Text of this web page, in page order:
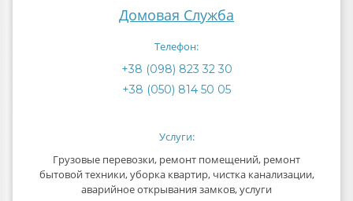
Домовая Служба
Телефон:
+38 (098) 823 32 30
+38 (050) 814 50 05
Услуги:
Грузовые перевозки, ремонт помещений, ремонт
бытовой техники, уборка квартир, чистка канализации,
аварийное открывания замков, услуги